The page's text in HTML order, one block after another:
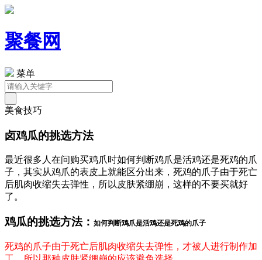
聚餐网
菜单
美食技巧
卤鸡瓜的挑选方法
最近很多人在问购买鸡爪时如何判断鸡爪是活鸡还是死鸡的爪
子，其实从鸡爪的表皮上就能区分出来，死鸡的爪子由于死亡
后肌肉收缩失去弹性，所以皮肤紧绷崩，这样的不要买就好
了。
鸡瓜的挑选方法： 如何判断鸡爪是活鸡还是死鸡的爪子
死鸡的爪子由于死亡后肌肉收缩失去弹性，才被人进行制作加